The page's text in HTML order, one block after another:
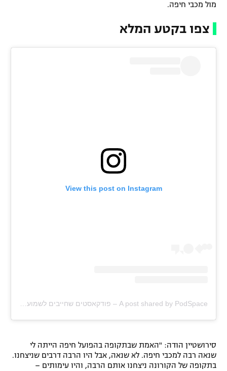
גיימינג E-Sports
הצטרפות לחבילת הערוצים
בייסבול MLB
ספורט אתגרי ואקסטרים
מול מכבי חיפה.
צפו בקטע המלא
View this post on Instagram
A post shared by PodSpace – פודקאסטים שחייבים לשמוע ולראות (@podspace.il)
סירושטיין הודה: "האמת שבתקופה בהפועל חיפה הייתה לי
שנאה רבה למכבי חיפה. לא שנאה, אבל היו הרבה דרבים שניצחנו.
בתקופה של הקורונה ניצחנו אותם הרבה, והיו עימותים –